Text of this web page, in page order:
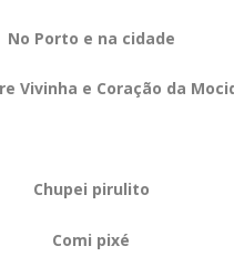
No Porto e na cidade
Vivinha e Coração da
Chupei pirulito
Comi pixé